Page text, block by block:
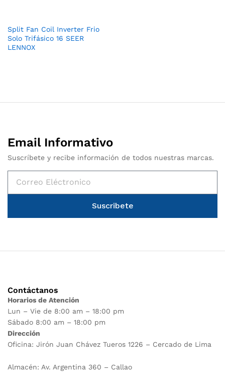
Split Fan Coil Inverter Frio
Solo Trifásico 16 SEER
LENNOX
Email Informativo
Suscríbete y recibe información de todos nuestras marcas.
Suscribete
Contáctanos
Horarios de Atención
Lun – Vie de 8:00 am – 18:00 pm
Sábado 8:00 am – 18:00 pm
Dirección
Oficina: Jirón Juan Chávez Tueros 1226 – Cercado de Lima
Almacén: Av. Argentina 360 – Callao